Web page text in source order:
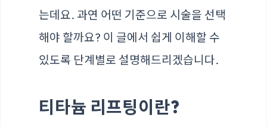
는데요. 과연 어떤 기준으로 시술을 선택
해야 할까요? 이 글에서 쉽게 이해할 수
있도록 단계별로 설명해드리겠습니다.
티타늄 리프팅이란?